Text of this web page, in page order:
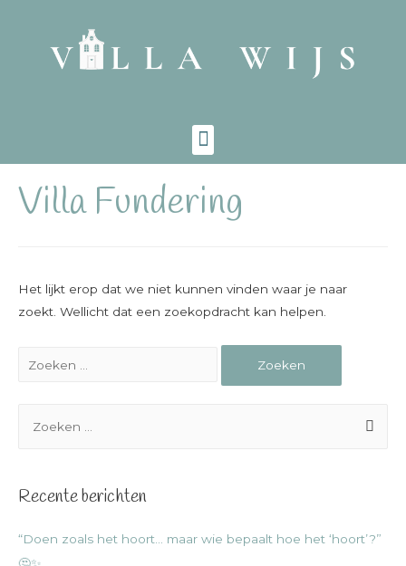
Villa Fundering
Het lijkt erop dat we niet kunnen vinden waar je naar
zoekt. Wellicht dat een zoekopdracht kan helpen.
Recente berichten
“Doen zoals het hoort… maar wie bepaalt hoe het ‘hoort’?”
🤔✨